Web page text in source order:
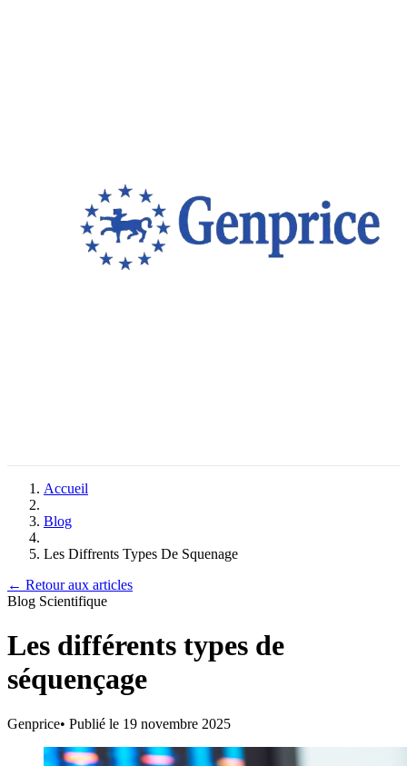
Accueil
Blog
Les Diffrents Types De Squenage
← Retour aux articles
Blog Scientifique
Les différents types de
séquençage
Genprice• Publié le 19 novembre 2025